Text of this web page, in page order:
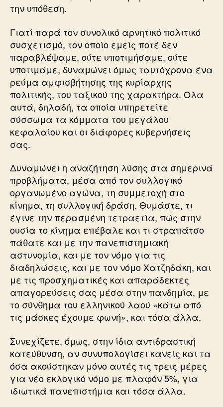
την υπόθεση.
Γιατί παρά τον συνολικό αρνητικό πολιτικό
συσχετισμό, τον οποίο εμείς ποτέ δεν
παραβλέψαμε, ούτε υποτιμήσαμε, ούτε
υποτιμάμε, δυναμώνει όμως ταυτόχρονα ένα
ρεύμα αμφισβήτησης της κυρίαρχης
πολιτικής, του ταξικού της χαρακτήρα. Όλα
αυτά, δηλαδή, τα οποία υπηρετείτε
σύσσωμα τα κόμματα του μεγάλου
κεφαλαίου και οι διάφορες κυβερνήσεις
σας.
Δυναμώνει η αναζήτηση λύσης στα σημερινά
προβλήματα, μέσα από τον συλλογικό
οργανωμένο αγώνα, τη συμμετοχή στο
κίνημα, τη συλλογική δράση. Θυμάστε, τι
έγινε την περασμένη τετραετία, πώς στην
ουσία το κίνημα επέβαλε και τι στραπάτσο
πάθατε και με την πανεπιστημιακή
αστυνομία, και με τον νόμο για τις
διαδηλώσεις, και με τον νόμο Χατζηδάκη, και
με τις προσχηματικές και απαράδεκτες
απαγορεύσεις σας μέσα στην πανδημία, με
το σύνθημα του ελληνικού λαού «κάτω από
τις μάσκες έχουμε φωνή», και τόσα άλλα.
Συνεχίζετε, όμως, στην ίδια αντιδραστική
κατεύθυνση, αν συνυπολογίσει κανείς και τα
όσα ακούστηκαν μόνο αυτές τις τρεις μέρες
για νέο εκλογικό νόμο με πλαφόν 5%, για
ιδιωτικά πανεπιστήμια και τόσα άλλα.